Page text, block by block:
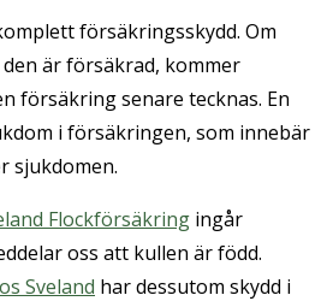
försäkringsskydd. Om
är försäkrad, kommer
försäkring senare tecknas. En
i försäkringen, som innebär
sjukdomen.
Flockförsäkring ingår
oss att kullen är född.
Sveland har dessutom skydd i